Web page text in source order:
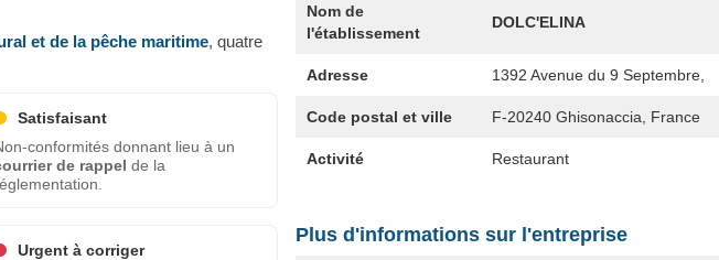
et de la pêche maritime, quatre
Satisfaisant
conformités donnant lieu à un
de rappel de la
Urgent à corriger
Nom de
l'établissement
DOLC'ELINA
Adresse 1392 Avenue du 9 Septembre,
Code postal et ville F-20240 Ghisonaccia, France
Activité Restaurant
Plus d'informations sur l'entreprise